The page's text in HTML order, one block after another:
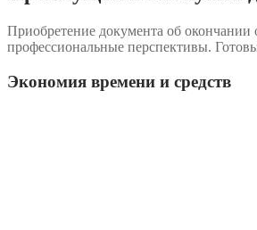
Приобретение документа об окончании
профессиональные перспективы.
Экономия времени и средств